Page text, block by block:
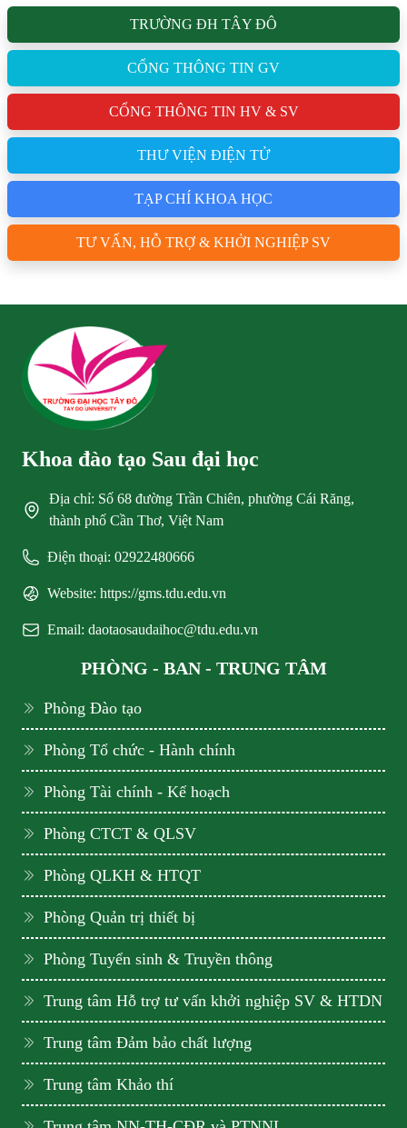
TRƯỜNG ĐH TÂY ĐÔ
CỔNG THÔNG TIN GV
CỔNG THÔNG TIN HV & SV
THƯ VIỆN ĐIỆN TỬ
TẠP CHÍ KHOA HỌC
TƯ VẤN, HỖ TRỢ & KHỞI NGHIỆP SV
Khoa đào tạo Sau đại học
Địa chỉ: Số 68 đường Trần Chiên, phường Cái Răng,
thành phố Cần Thơ, Việt Nam
Điện thoại: 02922480666
Website: https://gms.tdu.edu.vn
Email: daotaosaudaihoc@tdu.edu.vn
PHÒNG - BAN - TRUNG TÂM
Phòng Đào tạo
Phòng Tổ chức - Hành chính
Phòng Tài chính - Kế hoạch
Phòng CTCT & QLSV
Phòng QLKH & HTQT
Phòng Quản trị thiết bị
Phòng Tuyển sinh & Truyền thông
Trung tâm Hỗ trợ tư vấn khởi nghiệp SV & HTDN
Trung tâm Đảm bảo chất lượng
Trung tâm Khảo thí